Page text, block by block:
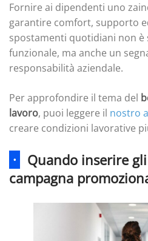
Fornire ai dipendenti uno
garantire comfort, supporto
spostamenti quotidiani non è
funzionale, ma anche un
responsabilità aziendale.
Per approfondire il tema del
lavoro, puoi leggere il nostro
creare condizioni lavorative
·
Quando inserire
campagna